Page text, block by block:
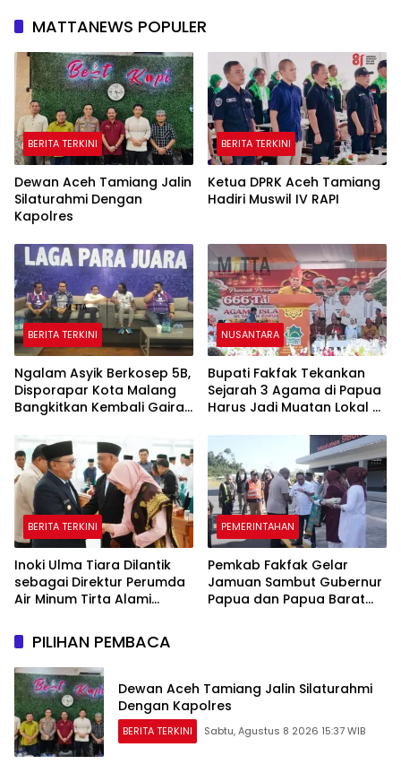
MATTANEWS POPULER
BERITA TERKINI
Dewan Aceh Tamiang Jalin
Silaturahmi Dengan
Kapolres
BERITA TERKINI
Ketua DPRK Aceh Tamiang
Hadiri Muswil IV RAPI
BERITA TERKINI
Ngalam Asyik Berkosep 5B,
Disporapar Kota Malang
Bangkitkan Kembali Gairah
NUSANTARA
Bupati Fakfak Tekankan
Sejarah 3 Agama di Papua
Harus Jadi Muatan Lokal di
BERITA TERKINI
Inoki Ulma Tiara Dilantik
sebagai Direktur Perumda
Air Minum Tirta Alami
2026–2031
PEMERINTAHAN
Pemkab Fakfak Gelar
Jamuan Sambut Gubernur
Papua dan Papua Barat
PILIHAN PEMBACA
Dewan Aceh Tamiang Jalin Silaturahmi
Dengan Kapolres
BERITA TERKINI Sabtu, Agustus 8 2026 15:37 WIB